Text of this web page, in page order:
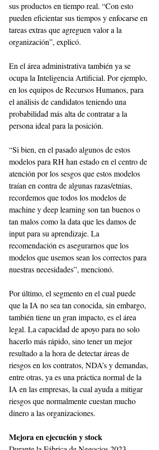
sus productos en tiempo real. “Con esto
pueden eficientar sus tiempos y enfocarse en
tareas extras que agreguen valor a la
organización”, explicó.
En el área administrativa también ya se
ocupa la Inteligencia Artificial. Por ejemplo,
en los equipos de Recursos Humanos, para
el análisis de candidatos teniendo una
probabilidad más alta de contratar a la
persona ideal para la posición.
“Si bien, en el pasado algunos de estos
modelos para RH han estado en el centro de
atención por los sesgos que estos modelos
traían en contra de algunas razas/etnias,
recordemos que todos los modelos de
machine y deep learning son tan buenos o
tan malos como la data que les damos de
input para su aprendizaje. La
recomendación es asegurarnos que los
modelos que usemos sean los correctos para
nuestras necesidades”, mencionó.
Por último, el segmento en el cual puede
que la IA no sea tan conocida, sin embargo,
también tiene un gran impacto, es el área
legal. La capacidad de apoyo para no solo
hacerlo más rápido, sino tener un mejor
resultado a la hora de detectar áreas de
riesgos en los contratos, NDA’s y demandas,
entre otras, ya es una práctica normal de la
IA en las empresas, la cual ayuda a mitigar
riesgos que normalmente cuestan mucho
dinero a las organizaciones.
Mejora en ejecución y stock